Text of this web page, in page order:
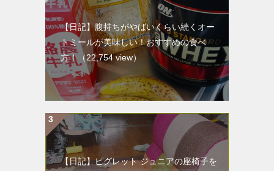
【日記】腹持ちがやばいくらい続くオー
トミールが美味しい！おすすめの食べ
方！
（22,754 view）
【日記】ピグレット ジュニアの座椅子を